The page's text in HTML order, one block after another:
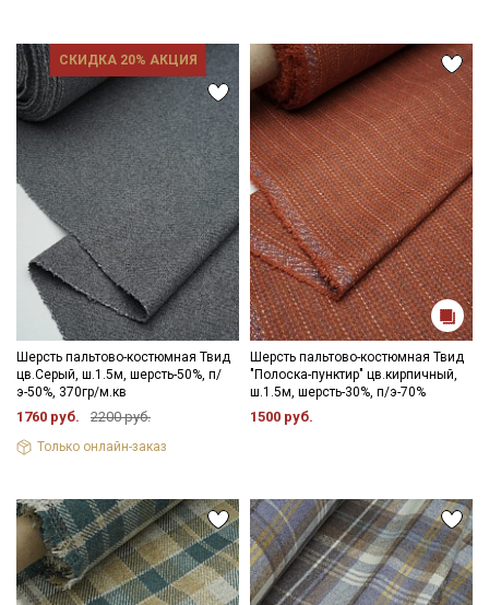
СКИДКА 20% АКЦИЯ
Шерсть пальтово-костюмная Твид
цв.Серый, ш.1.5м, шерсть-50%, п/
э-50%, 370гр/м.кв
1760 руб. 2200 руб.
Только онлайн-заказ
Шерсть пальтово-костюмная Твид
"Полоска-пунктир" цв.кирпичный,
ш.1.5м, шерсть-30%, п/э-70%
1500 руб.